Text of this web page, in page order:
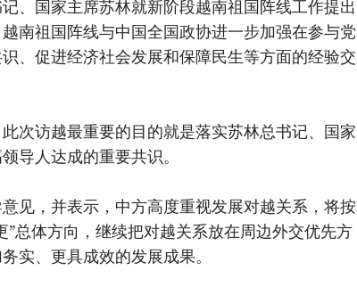
、国家主席苏林就新阶段越南祖国阵线工作提出
南祖国阵线与中国全国政协进一步加强在参与党
、促进经济社会发展和保障民生等方面的经验交
次访越最重要的目的就是落实苏林总书记、国家
导人达成的重要共识。
见，并表示，中方高度重视发展对越关系，将按
”总体方向，继续把对越关系放在周边外交优先方
实、更具成效的发展成果。